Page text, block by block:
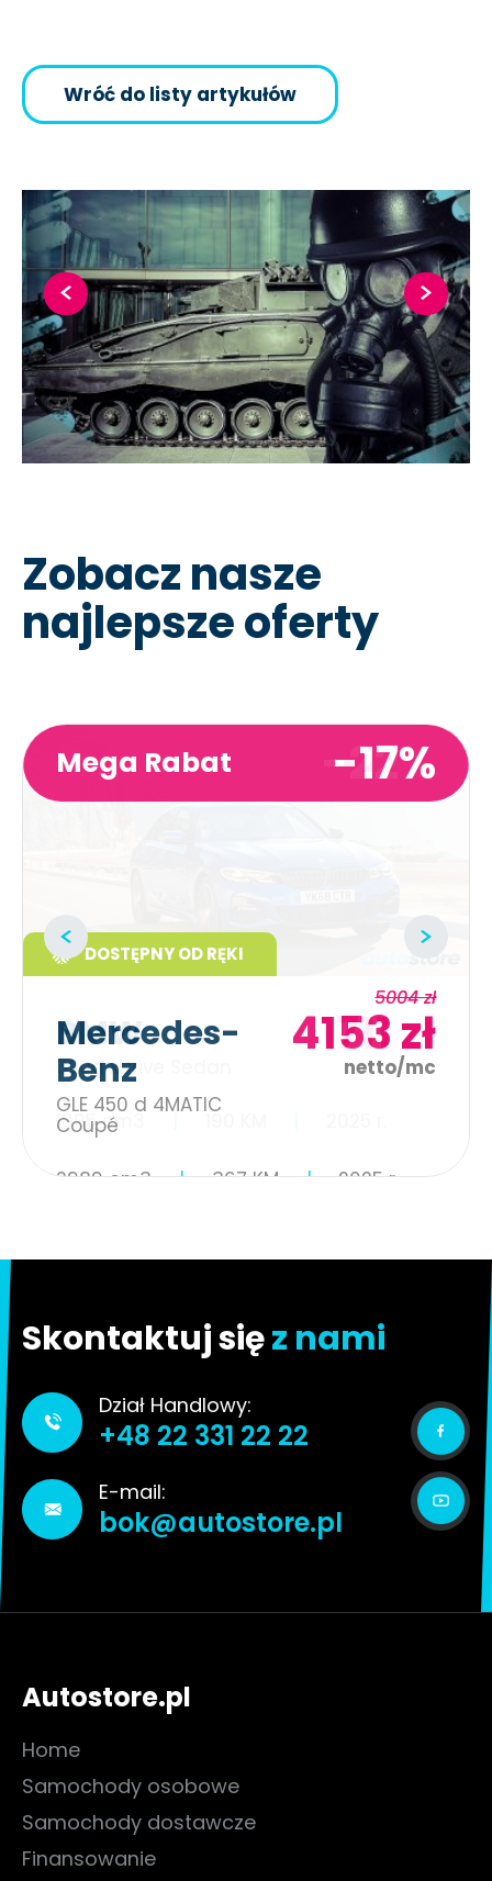
Wróć do listy artykułów
Zobacz nasze
najlepsze oferty
Mega Rabat -17%
DOSTĘPNY OD RĘKI
Mercedes-
Benz
GLE 450 d 4MATIC
Coupé
5004 zł
4153 zł
netto/mc
2989 cm3 367 KM 2025 r.
Skontaktuj sięz nami
Dział Handlowy:
+48 22 331 22 22
E-mail:
bok@autostore.pl
Autostore.pl
Home
Samochody osobowe
Samochody dostawcze
Finansowanie